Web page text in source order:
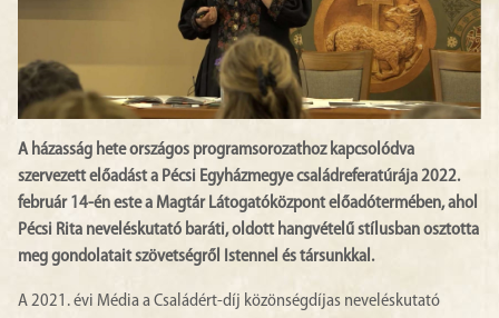
A házasság hete országos programsorozathoz kapcsolódva
szervezett előadást a Pécsi Egyházmegye családreferatúrája 2022.
február 14-én este a Magtár Látogatóközpont előadótermében, ahol
Pécsi Rita neveléskutató baráti, oldott hangvételű stílusban osztotta
meg gondolatait szövetségről Istennel és társunkkal.
A 2021. évi Média a Családért-díj közönségdíjas neveléskutató